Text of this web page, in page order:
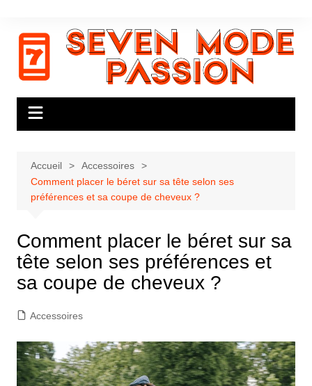
contenu
Accueil
Accessoires
Comment placer le béret sur sa tête selon ses
préférences et sa coupe de cheveux ?
Comment placer le béret sur sa
tête selon ses préférences et
sa coupe de cheveux ?
Accessoires